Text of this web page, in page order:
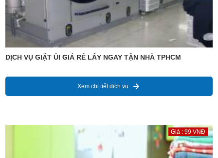
DỊCH VỤ GIẶT ỦI GIÁ RẺ LẤY NGAY TẬN NHÀ TPHCM
Xem chi tiết dịch vụ
Giá : 99 VNĐ